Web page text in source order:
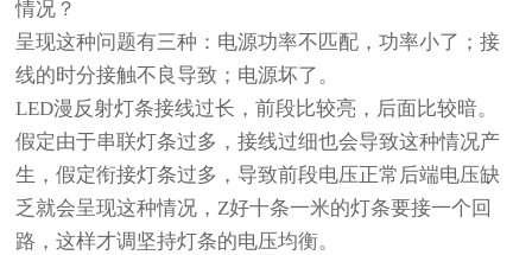
情况？
呈现这种问题有三种：电源功率不匹配，功率小了；接
线的时分接触不良导致；电源坏了。
LED漫反射灯条接线过长，前段比较亮，后面比较暗。
假定由于串联灯条过多，接线过细也会导致这种情况产
生，假定衔接灯条过多，导致前段电压正常后端电压缺
乏就会呈现这种情况，Z好十条一米的灯条要接一个回
路，这样才调坚持灯条的电压均衡。